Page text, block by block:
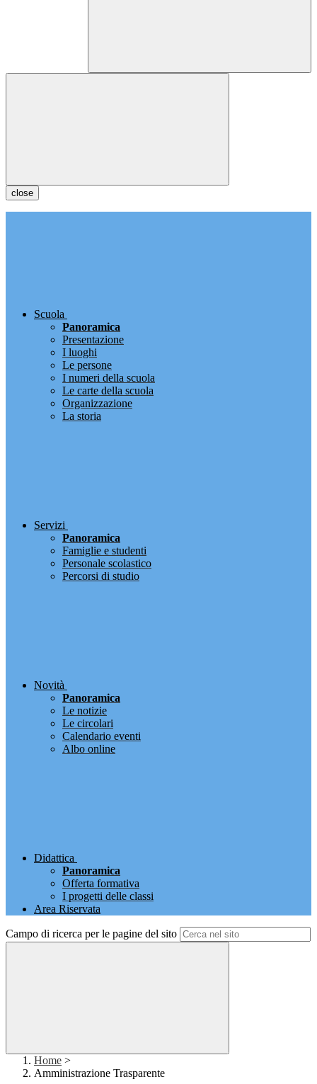
close
Scuola
Panoramica
Presentazione
I luoghi
Le persone
I numeri della scuola
Le carte della scuola
Organizzazione
La storia
Servizi
Panoramica
Famiglie e studenti
Personale scolastico
Percorsi di studio
Novità
Panoramica
Le notizie
Le circolari
Calendario eventi
Albo online
Didattica
Panoramica
Offerta formativa
I progetti delle classi
Area Riservata
Campo di ricerca per le pagine del sito
Home >
Amministrazione Trasparente